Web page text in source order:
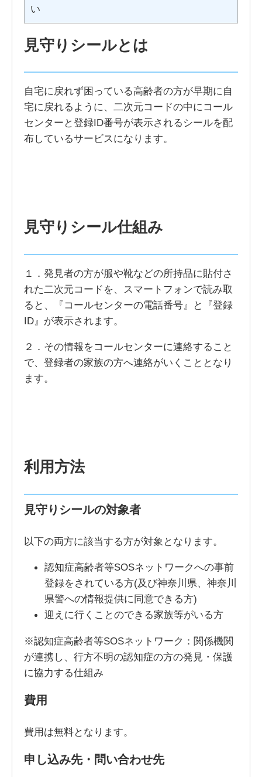
い
見守りシールとは
自宅に戻れず困っている高齢者の方が早期に自
宅に戻れるように、二次元コードの中にコール
センターと登録ID番号が表示されるシールを配
布しているサービスになります。
見守りシール仕組み
１．発見者の方が服や靴などの所持品に貼付さ
れた二次元コードを、スマートフォンで読み取
ると、『コールセンターの電話番号』と『登録
ID』が表示されます。
２．その情報をコールセンターに連絡すること
で、登録者の家族の方へ連絡がいくこととなり
ます。
利用方法
見守りシールの対象者
以下の両方に該当する方が対象となります。
認知症高齢者等SOSネットワークへの事前
登録をされている方(及び神奈川県、神奈川
県警への情報提供に同意できる方)
迎えに行くことのできる家族等がいる方
※認知症高齢者等SOSネットワーク：関係機関
が連携し、行方不明の認知症の方の発見・保護
に協力する仕組み
費用
費用は無料となります。
申し込み先・問い合わせ先